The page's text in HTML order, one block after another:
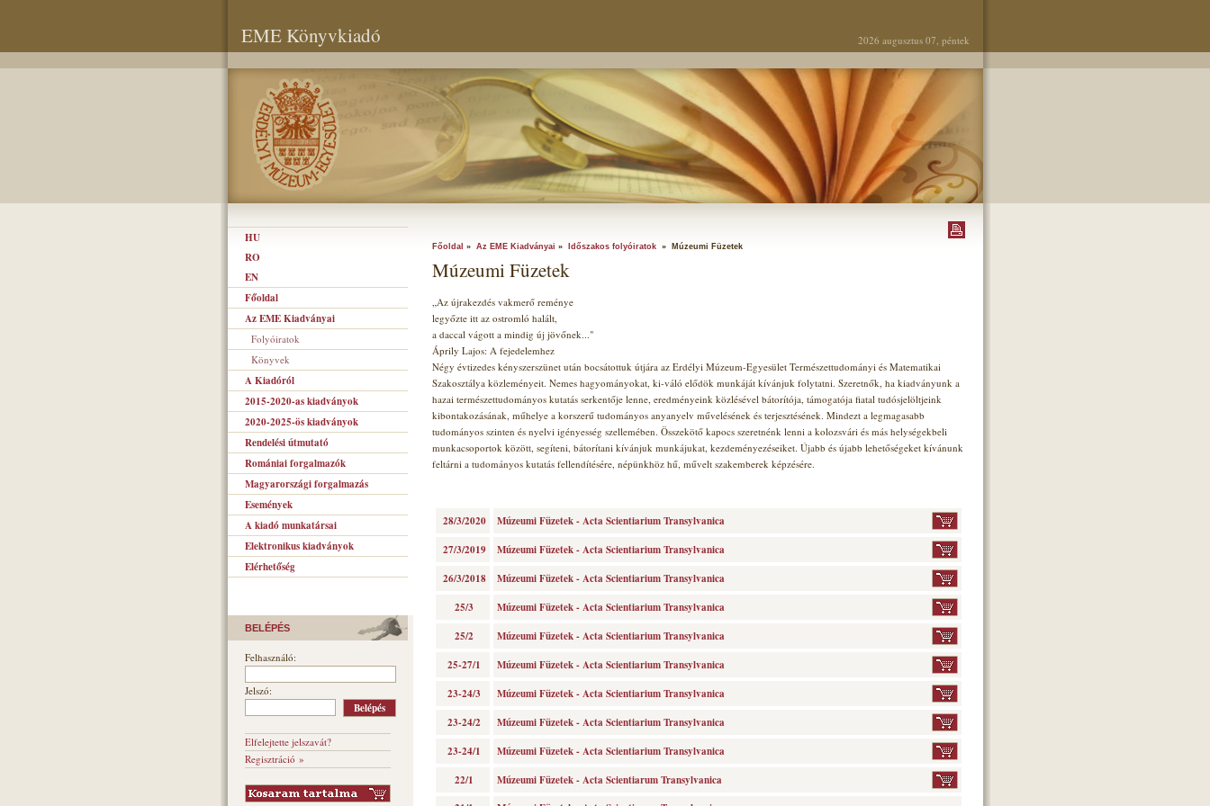
EME Könyvkiadó 2026 augusztus 07, péntek
HU
RO
EN
Főoldal
Az EME Kiadványai
Folyóiratok
Könyvek
A Kiadóról
2015-2020-as kiadványok
2020-2025-ös kiadványok
Rendelési útmutató
Romániai forgalmazók
Magyarországi forgalmazás
Események
A kiadó munkatársai
Elektronikus kiadványok
Elérhetőség
BELÉPÉS
Felhasználó:
Jelszó:
Elfelejtette jelszavát?
Regisztráció »
Főoldal » Az EME Kiadványai » Időszakos folyóiratok» Múzeumi Füzetek
Múzeumi Füzetek
„Az újrakezdés vakmerő reménye
legyőzte itt az ostromló halált,
a daccal vágott a mindig új jövőnek..."
Áprily Lajos: A fejedelemhez
Négy évtizedes kényszerszünet után bocsátottuk útjára az Erdélyi Múzeum-Egyesület Természettudományi és Matematikai
Szakosztálya közleményeit. Nemes hagyományokat, ki-váló elődök munkáját kívánjuk folytatni. Szeretnők, ha kiadványunk a
hazai természettudományos kutatás serkentője lenne, eredményeink közlésével bátorítója, támogatója fiatal tudósjelöltjeink
kibontakozásának, műhelye a korszerű tudományos anyanyelv művelésének és terjesztésének. Mindezt a legmagasabb
tudományos szinten és nyelvi igényesség szellemében. Összekötő kapocs szeretnénk lenni a kolozsvári és más helységekbeli
munkacsoportok között, segíteni, bátorítani kívánjuk munkájukat, kezdeményezéseiket. Újabb és újabb lehetőségeket kívánunk
feltárni a tudományos kutatás fellendítésére, népünkhöz hű, művelt szakemberek képzésére.
28/3/2020
Múzeumi Füzetek - Acta Scientiarium Transylvanica
27/3/2019
Múzeumi Füzetek - Acta Scientiarium Transylvanica
26/3/2018
Múzeumi Füzetek - Acta Scientiarium Transylvanica
25/3
Múzeumi Füzetek - Acta Scientiarium Transylvanica
25/2
Múzeumi Füzetek - Acta Scientiarium Transylvanica
25-27/1
Múzeumi Füzetek - Acta Scientiarium Transylvanica
23-24/3
Múzeumi Füzetek - Acta Scientiarium Transylvanica
23-24/2
Múzeumi Füzetek - Acta Scientiarium Transylvanica
23-24/1
Múzeumi Füzetek - Acta Scientiarium Transylvanica
22/1
Múzeumi Füzetek - Acta Scientiarum Transylvanica